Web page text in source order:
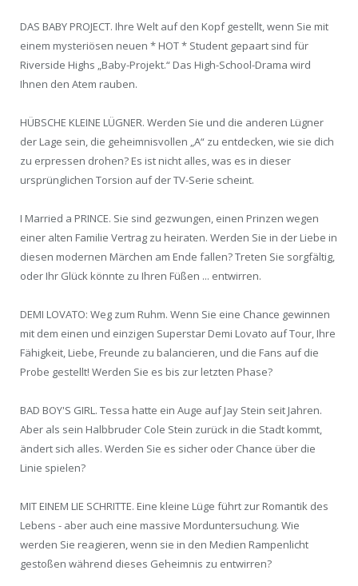
DAS BABY PROJECT. Ihre Welt auf den Kopf gestellt, wenn Sie mit
einem mysteriösen neuen * HOT * Student gepaart sind für
Riverside Highs „Baby-Projekt.“ Das High-School-Drama wird
Ihnen den Atem rauben.
HÜBSCHE KLEINE LÜGNER. Werden Sie und die anderen Lügner
der Lage sein, die geheimnisvollen „A“ zu entdecken, wie sie dich
zu erpressen drohen? Es ist nicht alles, was es in dieser
ursprünglichen Torsion auf der TV-Serie scheint.
I Married a PRINCE. Sie sind gezwungen, einen Prinzen wegen
einer alten Familie Vertrag zu heiraten. Werden Sie in der Liebe in
diesen modernen Märchen am Ende fallen? Treten Sie sorgfältig,
oder Ihr Glück könnte zu Ihren Füßen ... entwirren.
DEMI LOVATO: Weg zum Ruhm. Wenn Sie eine Chance gewinnen
mit dem einen und einzigen Superstar Demi Lovato auf Tour, Ihre
Fähigkeit, Liebe, Freunde zu balancieren, und die Fans auf die
Probe gestellt! Werden Sie es bis zur letzten Phase?
BAD BOY'S GIRL. Tessa hatte ein Auge auf Jay Stein seit Jahren.
Aber als sein Halbbruder Cole Stein zurück in die Stadt kommt,
ändert sich alles. Werden Sie es sicher oder Chance über die
Linie spielen?
MIT EINEM LIE SCHRITTE. Eine kleine Lüge führt zur Romantik des
Lebens - aber auch eine massive Morduntersuchung. Wie
werden Sie reagieren, wenn sie in den Medien Rampenlicht
gestoßen während dieses Geheimnis zu entwirren?